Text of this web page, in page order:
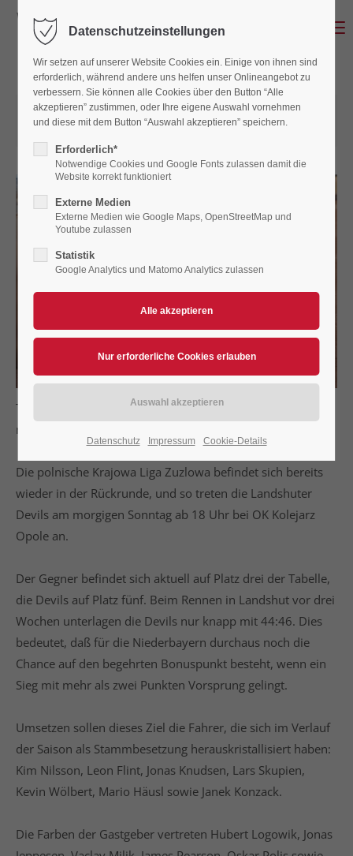
27.06.2026 22:10
von Claudia Patzak
Trans MF Landshut Devils haben bei OK Kolejarz Opole
noch die Chance auf den Bonuspunkt
Die polnische Krajowa Liga Zuzlowa befindet sich bereits
wieder in der Rückrunde, und so treten die Landshuter
Devils am morgigen Sonntag ab 18 Uhr bei OK Kolejarz
Opole an.
Der Gegner befindet sich aktuell auf Platz drei der Tabelle,
die Devils auf Platz fünf. Beim Rennen in Landshut vor drei
Wochen unterlagen die Devils nur knapp mit 44:46. Dies
bedeutet, daß für die Niederbayern durchaus noch die
Chance auf den begehrten Bonuspunkt besteht, wenn ein
Sieg mit mehr als zwei Punkten Vorsprung gelingt.
Umsetzen sollen dieses Ziel die Fahrer, die sich im Verlauf
der Saison als Stammbesetzung herauskristallisiert haben:
Kim Nilsson, Leon Flint, Jonas Knudsen, Lars Skupien,
Kevin Wölbert, Mario Häusl sowie Janek Konzack.
Die Farben der Gastgeber vertreten Hubert Logowik, Jonas
Datenschutzeinstellungen
Wir setzen auf unserer Website Cookies ein. Einige von ihnen sind
erforderlich, während andere uns helfen unser Onlineangebot zu
verbessern. Sie können alle Cookies über den Button “Alle
akzeptieren” zustimmen, oder Ihre eigene Auswahl vornehmen
und diese mit dem Button “Auswahl akzeptieren” speichern.
Erforderlich*
Notwendige Cookies und Google Fonts zulassen damit die
Website korrekt funktioniert
Externe Medien
Externe Medien wie Google Maps, OpenStreetMap und
Youtube zulassen
Statistik
Google Analytics und Matomo Analytics zulassen
Datenschutz Impressum Cookie-Details